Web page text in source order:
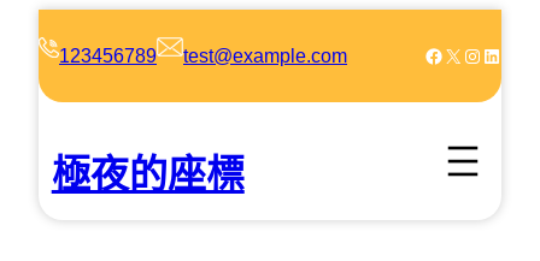
123456789 test@example.com Facebook X Instagram LinkedIn
極夜的座標